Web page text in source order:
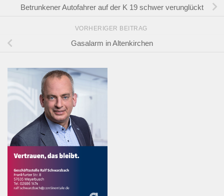
Betrunkener Autofahrer auf der K 19 schwer verunglückt
VORHERIGER BEITRAG
Gasalarm in Altenkirchen